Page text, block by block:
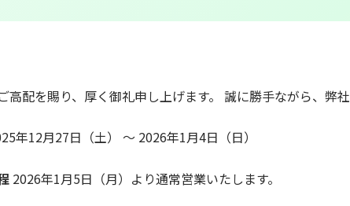
高配を賜り、厚く御礼申し上げます。 誠に勝手ながら、弊
年12月27日（土） ～ 2026年1月4日（日）
2026年1月5日（月）より通常営業いたします。